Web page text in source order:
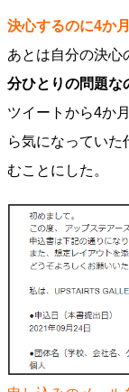
決心するのに4か
あとは自分の決心
分ひとりの問題な
ツイートから4か
ら気になっていた
むことにした。